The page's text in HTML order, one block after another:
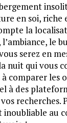
en soi, riche
la
le
serez en
nuit qui vous
à comparer les
à des
recherches.
inoubliable au